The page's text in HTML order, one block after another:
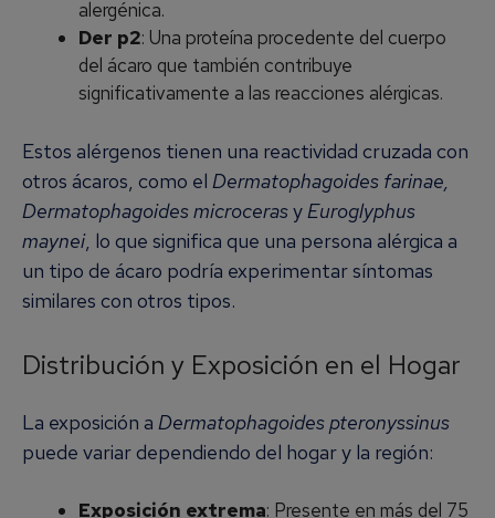
alergénica.
Der p2: Una proteína procedente del cuerpo
del ácaro que también contribuye
significativamente a las reacciones alérgicas.
Estos alérgenos tienen una reactividad cruzada con
otros ácaros, como el Dermatophagoides farinae,
Dermatophagoides microcerasyEuroglyphus
maynei, lo que significa que una persona alérgica a
un tipo de ácaro podría experimentar síntomas
similares con otros tipos.
Distribución y Exposición en el Hogar
La exposición a Dermatophagoides pteronyssinus
puede variar dependiendo del hogar y la región:
Exposición extrema: Presente en más del 75